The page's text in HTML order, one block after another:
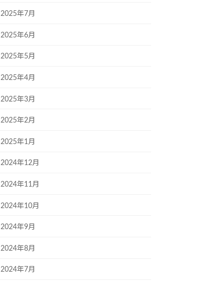
2025年7月
2025年6月
2025年5月
2025年4月
2025年3月
2025年2月
2025年1月
2024年12月
2024年11月
2024年10月
2024年9月
2024年8月
2024年7月